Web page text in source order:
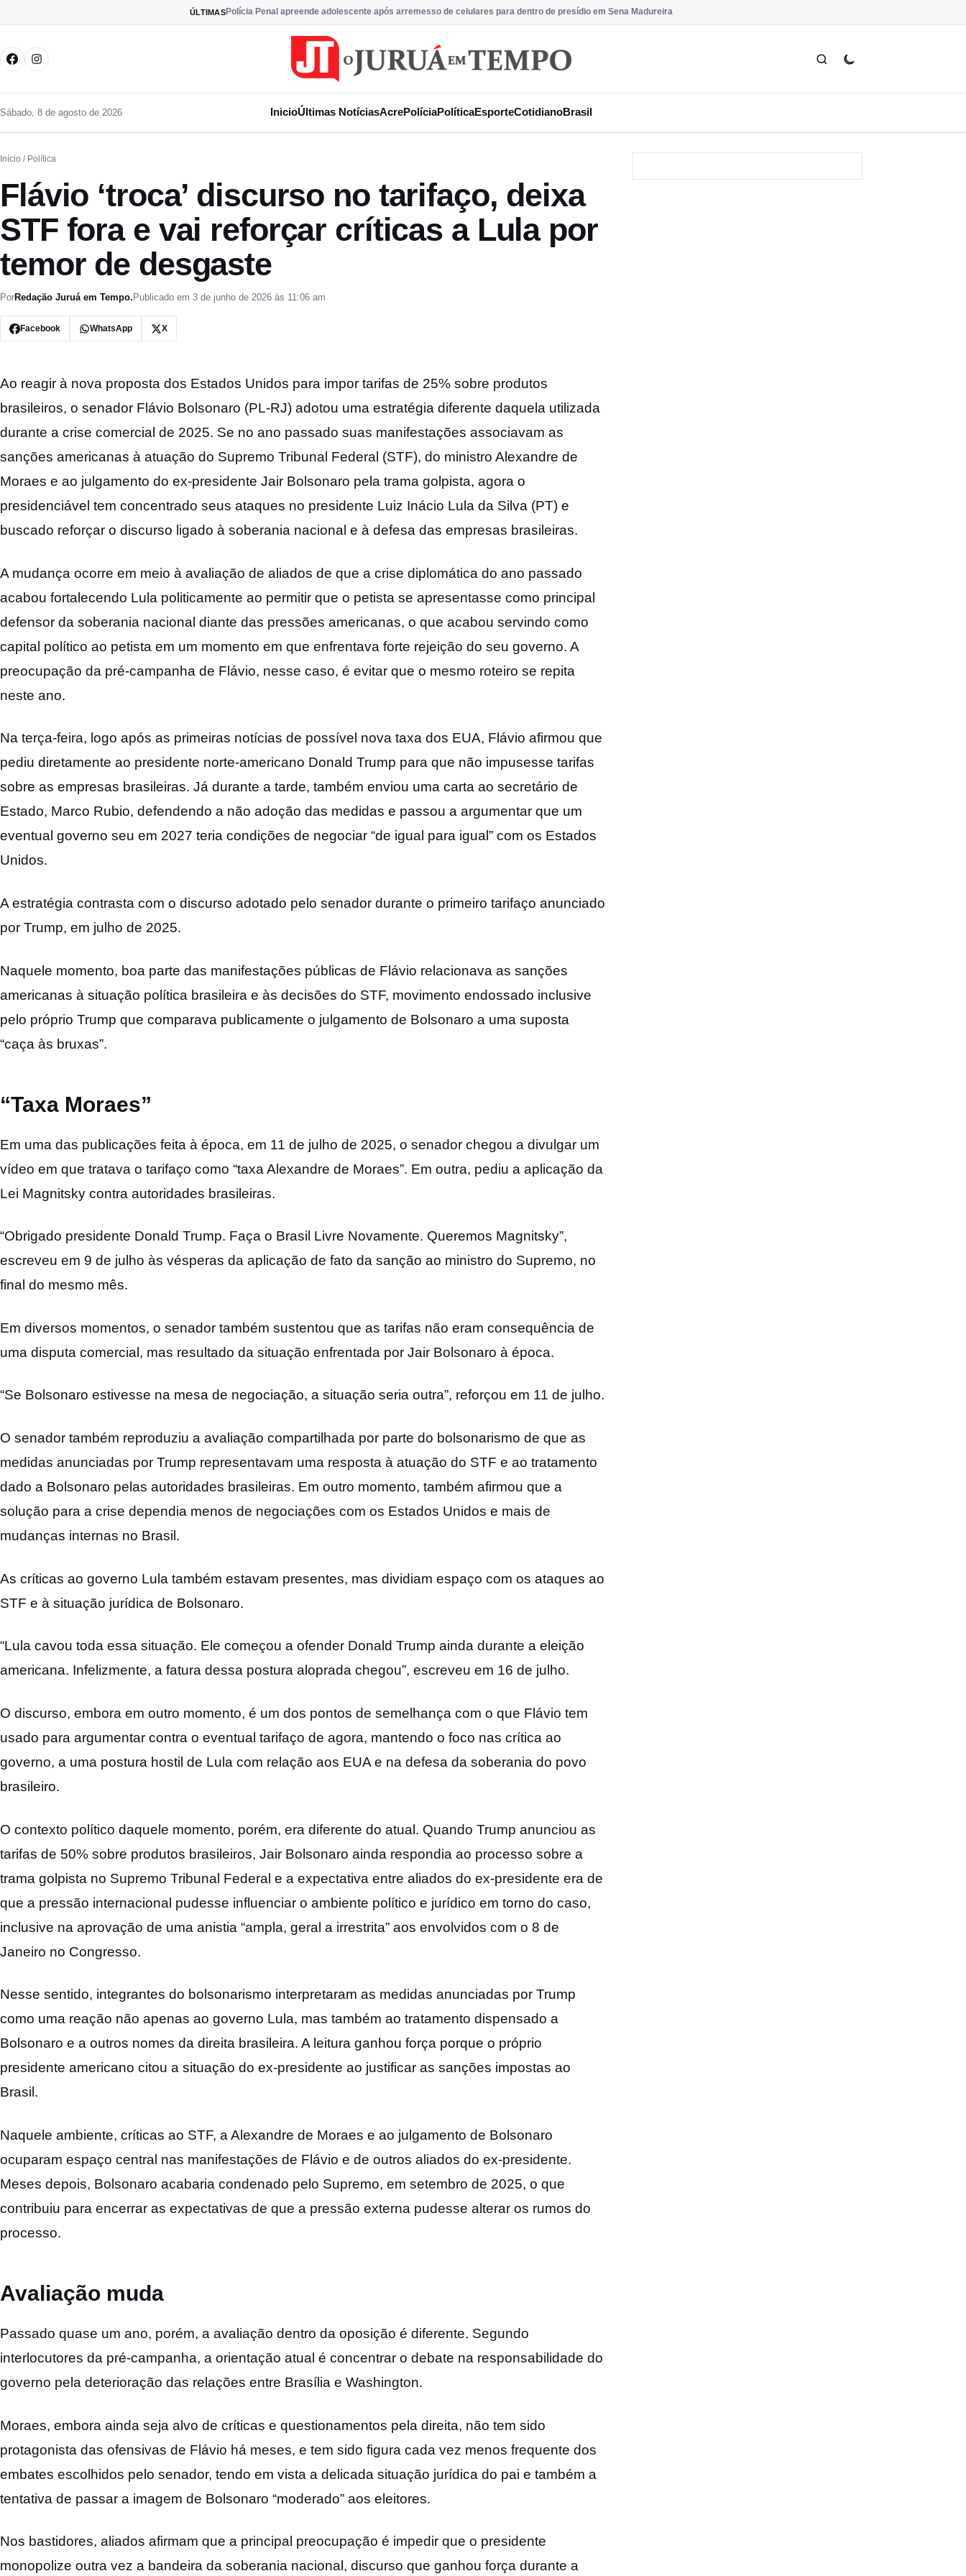
ÚLTIMASPolícia Penal apreende adolescente após arremesso de celulares para dentro de presídio em Sena Madureira
Sábado, 8 de agosto de 2026 InicioÚltimas NotíciasAcrePolíciaPolíticaEsporteCotidianoBrasil
Início / Política
Flávio ‘troca’ discurso no tarifaço, deixa
STF fora e vai reforçar críticas a Lula por
temor de desgaste
PorRedação Juruá em Tempo. Publicado em 3 de junho de 2026 às 11:06 am
Facebook WhatsApp X
Ao reagir à nova proposta dos Estados Unidos para impor tarifas de 25% sobre produtos
brasileiros, o senador Flávio Bolsonaro (PL-RJ) adotou uma estratégia diferente daquela utilizada
durante a crise comercial de 2025. Se no ano passado suas manifestações associavam as
sanções americanas à atuação do Supremo Tribunal Federal (STF), do ministro Alexandre de
Moraes e ao julgamento do ex-presidente Jair Bolsonaro pela trama golpista, agora o
presidenciável tem concentrado seus ataques no presidente Luiz Inácio Lula da Silva (PT) e
buscado reforçar o discurso ligado à soberania nacional e à defesa das empresas brasileiras.
A mudança ocorre em meio à avaliação de aliados de que a crise diplomática do ano passado
acabou fortalecendo Lula politicamente ao permitir que o petista se apresentasse como principal
defensor da soberania nacional diante das pressões americanas, o que acabou servindo como
capital político ao petista em um momento em que enfrentava forte rejeição do seu governo. A
preocupação da pré-campanha de Flávio, nesse caso, é evitar que o mesmo roteiro se repita
neste ano.
Na terça-feira, logo após as primeiras notícias de possível nova taxa dos EUA, Flávio afirmou que
pediu diretamente ao presidente norte-americano Donald Trump para que não impusesse tarifas
sobre as empresas brasileiras. Já durante a tarde, também enviou uma carta ao secretário de
Estado, Marco Rubio, defendendo a não adoção das medidas e passou a argumentar que um
eventual governo seu em 2027 teria condições de negociar “de igual para igual” com os Estados
Unidos.
A estratégia contrasta com o discurso adotado pelo senador durante o primeiro tarifaço anunciado
por Trump, em julho de 2025.
Naquele momento, boa parte das manifestações públicas de Flávio relacionava as sanções
americanas à situação política brasileira e às decisões do STF, movimento endossado inclusive
pelo próprio Trump que comparava publicamente o julgamento de Bolsonaro a uma suposta
“caça às bruxas”.
“Taxa Moraes”
Em uma das publicações feita à época, em 11 de julho de 2025, o senador chegou a divulgar um
vídeo em que tratava o tarifaço como “taxa Alexandre de Moraes”. Em outra, pediu a aplicação da
Lei Magnitsky contra autoridades brasileiras.
“Obrigado presidente Donald Trump. Faça o Brasil Livre Novamente. Queremos Magnitsky”,
escreveu em 9 de julho às vésperas da aplicação de fato da sanção ao ministro do Supremo, no
final do mesmo mês.
Em diversos momentos, o senador também sustentou que as tarifas não eram consequência de
uma disputa comercial, mas resultado da situação enfrentada por Jair Bolsonaro à época.
“Se Bolsonaro estivesse na mesa de negociação, a situação seria outra”, reforçou em 11 de julho.
O senador também reproduziu a avaliação compartilhada por parte do bolsonarismo de que as
medidas anunciadas por Trump representavam uma resposta à atuação do STF e ao tratamento
dado a Bolsonaro pelas autoridades brasileiras. Em outro momento, também afirmou que a
solução para a crise dependia menos de negociações com os Estados Unidos e mais de
mudanças internas no Brasil.
As críticas ao governo Lula também estavam presentes, mas dividiam espaço com os ataques ao
STF e à situação jurídica de Bolsonaro.
“Lula cavou toda essa situação. Ele começou a ofender Donald Trump ainda durante a eleição
americana. Infelizmente, a fatura dessa postura aloprada chegou”, escreveu em 16 de julho.
O discurso, embora em outro momento, é um dos pontos de semelhança com o que Flávio tem
usado para argumentar contra o eventual tarifaço de agora, mantendo o foco nas crítica ao
governo, a uma postura hostil de Lula com relação aos EUA e na defesa da soberania do povo
brasileiro.
O contexto político daquele momento, porém, era diferente do atual. Quando Trump anunciou as
tarifas de 50% sobre produtos brasileiros, Jair Bolsonaro ainda respondia ao processo sobre a
trama golpista no Supremo Tribunal Federal e a expectativa entre aliados do ex-presidente era de
que a pressão internacional pudesse influenciar o ambiente político e jurídico em torno do caso,
inclusive na aprovação de uma anistia “ampla, geral a irrestrita” aos envolvidos com o 8 de
Janeiro no Congresso.
Nesse sentido, integrantes do bolsonarismo interpretaram as medidas anunciadas por Trump
como uma reação não apenas ao governo Lula, mas também ao tratamento dispensado a
Bolsonaro e a outros nomes da direita brasileira. A leitura ganhou força porque o próprio
presidente americano citou a situação do ex-presidente ao justificar as sanções impostas ao
Brasil.
Naquele ambiente, críticas ao STF, a Alexandre de Moraes e ao julgamento de Bolsonaro
ocuparam espaço central nas manifestações de Flávio e de outros aliados do ex-presidente.
Meses depois, Bolsonaro acabaria condenado pelo Supremo, em setembro de 2025, o que
contribuiu para encerrar as expectativas de que a pressão externa pudesse alterar os rumos do
processo.
Avaliação muda
Passado quase um ano, porém, a avaliação dentro da oposição é diferente. Segundo
interlocutores da pré-campanha, a orientação atual é concentrar o debate na responsabilidade do
governo pela deterioração das relações entre Brasília e Washington.
Moraes, embora ainda seja alvo de críticas e questionamentos pela direita, não tem sido
protagonista das ofensivas de Flávio há meses, e tem sido figura cada vez menos frequente dos
embates escolhidos pelo senador, tendo em vista a delicada situação jurídica do pai e também a
tentativa de passar a imagem de Bolsonaro “moderado” aos eleitores.
Nos bastidores, aliados afirmam que a principal preocupação é impedir que o presidente
monopolize outra vez a bandeira da soberania nacional, discurso que ganhou força durante a